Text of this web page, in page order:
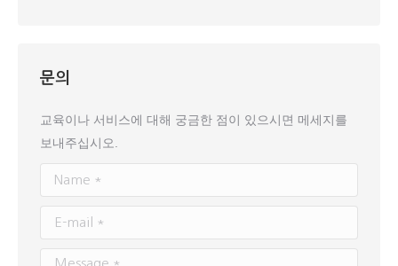
문의
교육이나 서비스에 대해 궁금한 점이 있으시면 메세지를
보내주십시오.
Name *
E-mail *
Message *